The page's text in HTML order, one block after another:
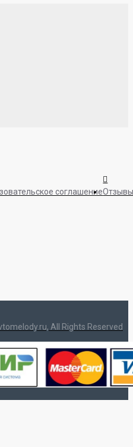
соглашение
All Rights Reserved